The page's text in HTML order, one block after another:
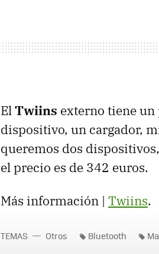
ElTwiins externo tiene un
dispositivo, un cargador,
queremos dos
el precio es de 342 euros.
Más información | Twiins.
TEMAS Otros Bluetooth